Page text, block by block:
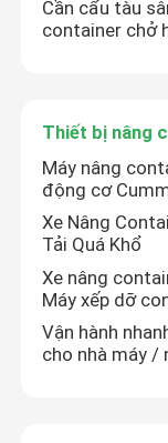
Trang chủ
Cần cẩu tàu
container chở
Thiết bị nâng
Máy nâng
động cơ
Xe Nâng
Tải Quá Khổ
Xe nâng
Máy xếp dỡ
Vận hành
cho nhà máy /